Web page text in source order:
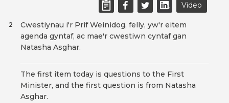
Video
Cwestiynau i'r Prif Weinidog, felly, yw'r eitem
agenda gyntaf, ac mae'r cwestiwn cyntaf gan
Natasha Asghar.
2
The first item today is questions to the First
Minister, and the first question is from Natasha
Asghar.